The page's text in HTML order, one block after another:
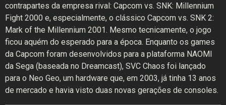
contrapartes da empresa rival: Capcom vs. SNK: Millennium
Fight 2000 e, especialmente, o clássico Capcom vs. SNK 2:
Mark of the Millennium 2001. Mesmo tecnicamente, o jogo
ficou aquém do esperado para a época. Enquanto os games
da Capcom foram desenvolvidos para a plataforma NAOMI
da Sega (baseada no Dreamcast), SVC Chaos foi lançado
para o Neo Geo, um hardware que, em 2003, já tinha 13 anos
de mercado e havia visto duas novas gerações de consoles.